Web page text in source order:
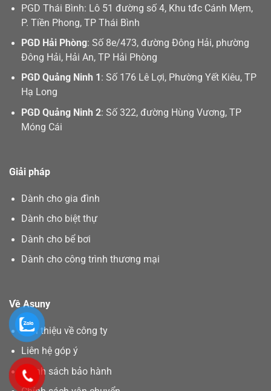
PGD Thái Bình: Lô 51 đường số 4, Khu tđc Cánh Mẹm,
P. Tiền Phong, TP Thái Bình
PGD Hải Phòng: Số 8e/473, đường Đông Hải, phường
Đông Hải, Hải An, TP Hải Phòng
PGD Quảng Ninh 1 : Số 176 Lê Lợi, Phường Yết Kiêu, TP
Hạ Long
PGD Quảng Ninh 2: Số 322, đường Hùng Vương, TP
Móng Cái
Giải pháp
Dành cho gia đình
Dành cho biệt thự
Dành cho bể bơi
Dành cho công trình thương mại
Về Asuny
Giới thiệu về công ty
Liên hệ góp ý
Chính sách bảo hành